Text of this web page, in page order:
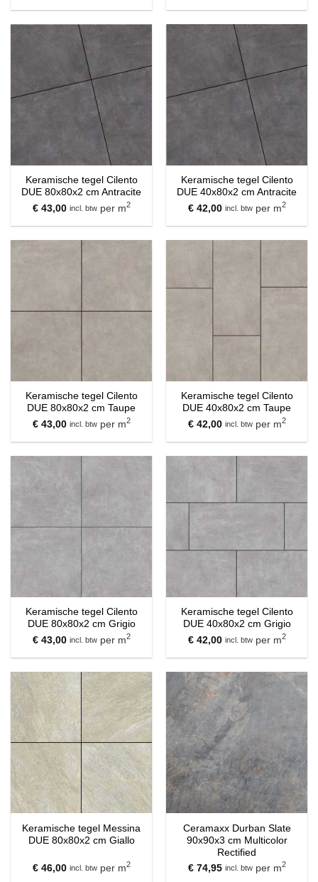
Keramische tegel Cilento
DUE 80x80x2 cm Antracite
€43,00 incl. btwper m2
Keramische tegel Cilento
DUE 40x80x2 cm Antracite
€42,00 incl. btwper m2
Keramische tegel Cilento
DUE 80x80x2 cm Taupe
€43,00 incl. btwper m2
Keramische tegel Cilento
DUE 40x80x2 cm Taupe
€42,00 incl. btwper m2
Keramische tegel Cilento
DUE 80x80x2 cm Grigio
€43,00 incl. btwper m2
Keramische tegel Cilento
DUE 40x80x2 cm Grigio
€42,00 incl. btwper m2
Keramische tegel Messina
DUE 80x80x2 cm Giallo
€46,00 incl. btwper m2
Ceramaxx Durban Slate
90x90x3 cm Multicolor
Rectified
€74,95 incl. btwper m2